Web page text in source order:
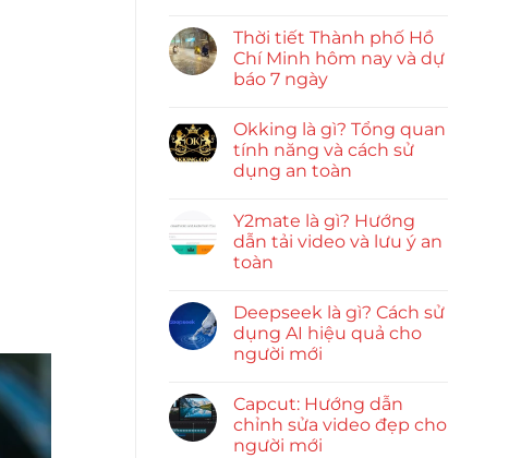
Thời tiết Thành phố Hồ
Chí Minh hôm nay và dự
báo 7 ngày
Okking là gì? Tổng quan
tính năng và cách sử
dụng an toàn
Y2mate là gì? Hướng
dẫn tải video và lưu ý an
toàn
Deepseek là gì? Cách sử
dụng AI hiệu quả cho
người mới
Capcut: Hướng dẫn
chỉnh sửa video đẹp cho
người mới